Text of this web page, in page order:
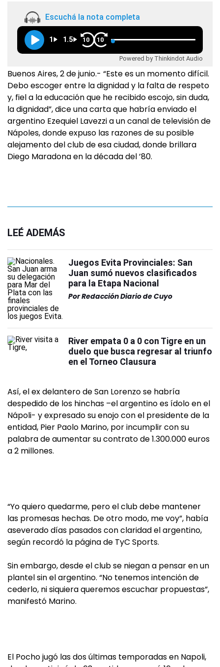
Escuchá la nota completa
1 1.5 10 10
Powered by Thinkindot Audio
Buenos Aires, 2 de junio.- “Este es un momento difícil.
Debo escoger entre la dignidad y la falta de respeto
y, fiel a la educación que he recibido escojo, sin duda,
la dignidad”, dice una carta que habría enviado el
argentino Ezequiel Lavezzi a un canal de televisión de
Nápoles, donde expuso las razones de su posible
alejamento del club de esa ciudad, donde brillara
Diego Maradona en la década del ’80.
LEÉ ADEMÁS
Juegos Evita Provinciales: San
Juan sumó nuevos clasificados
para la Etapa Nacional
PorRedacción Diario de Cuyo
River empata 0 a 0 con Tigre en un
duelo que busca regresar al triunfo
en el Torneo Clausura
Así, el ex delantero de San Lorenzo se habría
despedido de los hinchas –el argentino es ídolo en el
Nápoli- y expresado su enojo con el presidente de la
entidad, Pier Paolo Marino, por incumplir con su
palabra de aumentar su contrato de 1.300.000 euros
a 2 millones.
“Yo quiero quedarme, pero el club debe mantener
las promesas hechas. De otro modo, me voy”, había
aseverado días pasados con claridad el argentino,
según recordó la página de TyC Sports.
Sin embargo, desde el club se niegan a pensar en un
plantel sin el argentino. “No tenemos intención de
cederlo, ni siquiera queremos escuchar propuestas”,
manifestó Marino.
El Pocho jugó las dos últimas temporadas en Napoli,